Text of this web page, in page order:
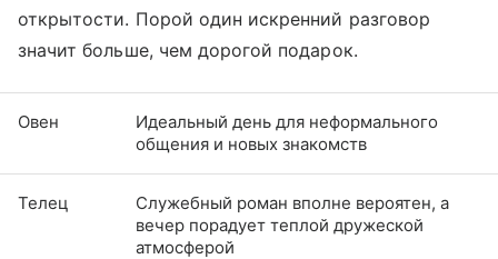
открытости. Порой один искренний разговор
значит больше, чем дорогой подарок.
Овен
Идеальный день для неформального
общения и новых знакомств
Телец
Служебный роман вполне вероятен, а
вечер порадует теплой дружеской
атмосферой